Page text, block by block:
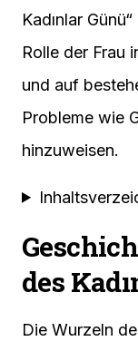
Kadınlar
Rolle der Frau
und auf
Probleme wie
hinzuweisen.
des
Die Wurzeln